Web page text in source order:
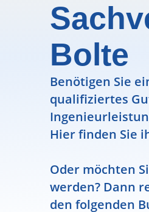
Bolte
Benötigen Sie
qualifiziertes
Hier finden Sie
Oder möchten
werden? Dann
den folgenden